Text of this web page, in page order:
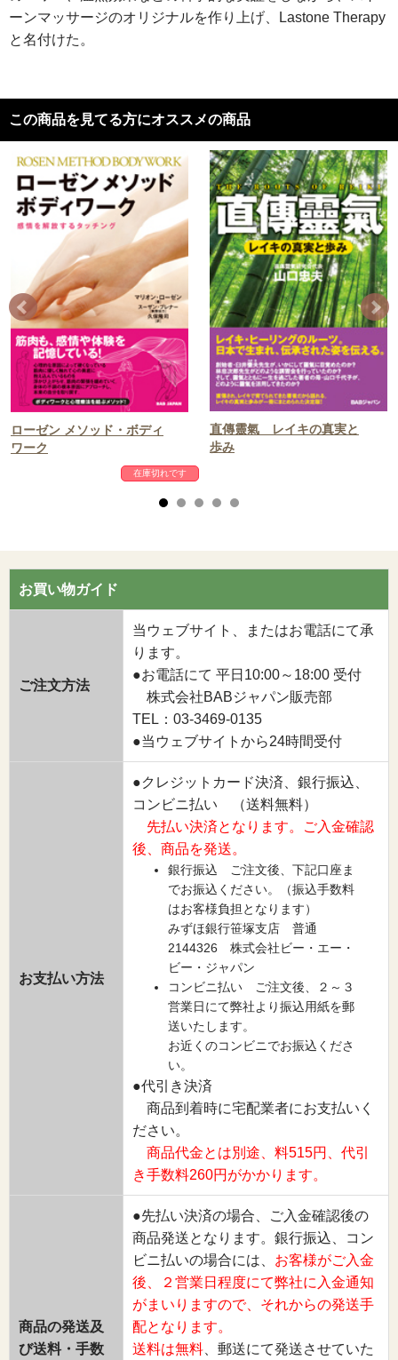
ーンマッサージのオリジナルを作り上げ、Lastone Therapy
と名付けた。
この商品を見てる方にオススメの商品
ローゼン メソッド・ボディ
ワーク
在庫切れです
直傳靈氣 レイキの真実と
歩み
お買い物ガイド
ご注文方法
当ウェブサイト、またはお電話にて承
ります。
●お電話にて 平日10:00～18:00 受付
株式会社BABジャパン販売部
TEL：03-3469-0135
●当ウェブサイトから24時間受付
お支払い方法
●クレジットカード決済、銀行振込、
コンビニ払い （送料無料）
先払い決済となります。ご入金確認
後、商品を発送。
銀行振込 ご注文後、下記口座ま
でお振込ください。（振込手数料
はお客様負担となります）
みずほ銀行笹塚支店 普通
2144326 株式会社ビー・エー・
ビー・ジャパン
コンビニ払い ご注文後、２～３
営業日にて弊社より振込用紙を郵
送いたします。
お近くのコンビニでお振込くださ
い。
●代引き決済
商品到着時に宅配業者にお支払いく
ださい。
商品代金とは別途、料515円、代引
き手数料260円がかかります。
商品の発送及
び送料・手数
●先払い決済の場合、ご入金確認後の
商品発送となります。銀行振込、コン
ビニ払いの場合には、 お客様がご入金
後、２営業日程度にて弊社に入金通知
がまいりますので、それからの発送手
配となります。
送料は無料 、郵送にて発送させていた